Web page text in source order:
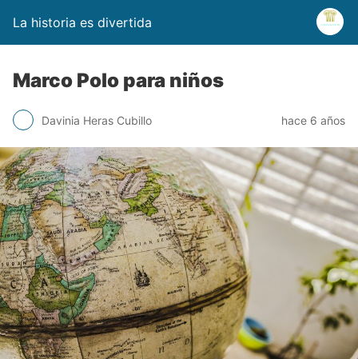
La historia es divertida
Marco Polo para niños
Davinia Heras Cubillo hace 6 años